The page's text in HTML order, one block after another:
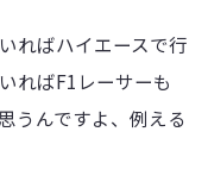
ればハイエースで行
ればF1レーサーも
うんですよ、例える